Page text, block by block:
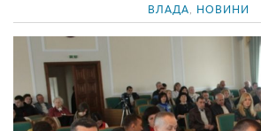
ВЛАДА НОВИНИ